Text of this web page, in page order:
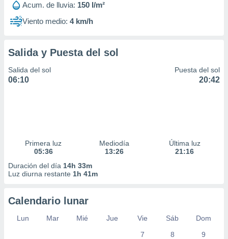
Acum. de lluvia: 150 l/m²
Viento medio: 4 km/h
Salida y Puesta del sol
Salida del sol
06:10
Puesta del sol
20:42
Primera luz
05:36
Mediodía
13:26
Última luz
21:16
Duración del día 14h 33m
Luz diurna restante 1h 41m
Calendario lunar
Lun Mar Mié Jue Vie Sáb
Dom
7
8 9